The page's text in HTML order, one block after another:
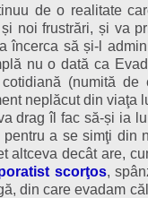
de o realitate
noi frustrări, și va
încerca să și-l
nu o dată ca
(numită de
neplăcut din viaţa
drag îl fac să-și ia
a se simţi din
altceva decât are,
scorţos,
din care evadam